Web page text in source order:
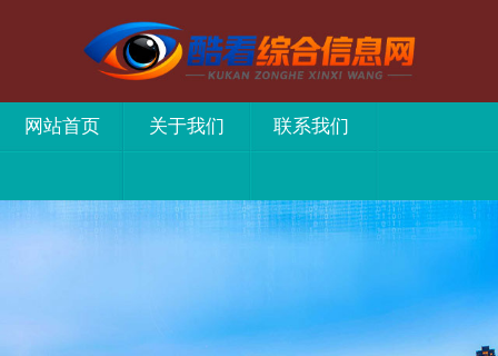
网站首页 关于我们 联系我们